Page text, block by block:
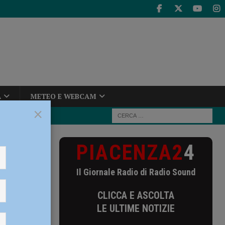
METEO E WEBCAM
la
PIACENZA24
Il Giornale Radio di Radio Sound
CLICCA E ASCOLTA
LE ULTIME NOTIZIE
×